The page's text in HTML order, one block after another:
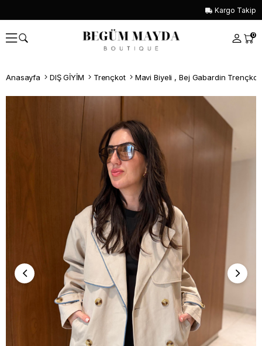
Kargo Takip
0
Anasayfa DIŞ GİYİM Trençkot Mavi Biyeli , Bej Gabardin Trençkot
Whatsapp İle Sipariş ver